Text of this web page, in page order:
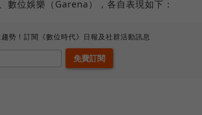
數位娛樂（Garena），各自表現如下：
勢！訂閱《數位時代》日報及社群活動訊息